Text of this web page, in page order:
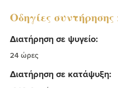
Οδηγίες
Διατήρηση σε ψυγείο:
24 ώρες
Διατήρηση σε κατάψυξη: